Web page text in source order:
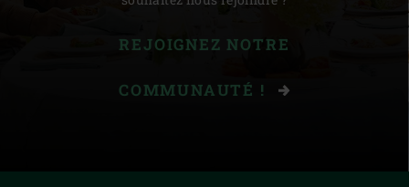
REJOIGNEZ NOTRE
COMMUNAUTÉ !